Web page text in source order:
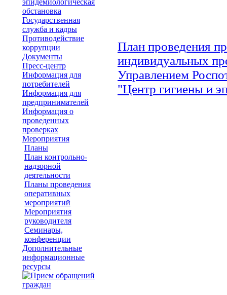
эпидемиологическая
обстановка
Государственная
служба и кадры
Противодействие
коррупции
Документы
Пресс-центр
Информация для
потребителей
Информация для
предпринимателей
Информация о
проведенных
проверках
Мероприятия
Планы
План контрольно-
надзорной
деятельности
Планы проведения
оперативных
мероприятий
Мероприятия
руководителя
Семинары,
конференции
Дополнительные
информационные
ресурсы
План проведения
индивидуальных
Управлением
"Центр гигиены и